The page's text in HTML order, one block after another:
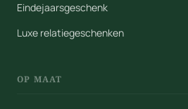
Eindejaarsgeschenk
Luxe relatiegeschenken
OP MAAT